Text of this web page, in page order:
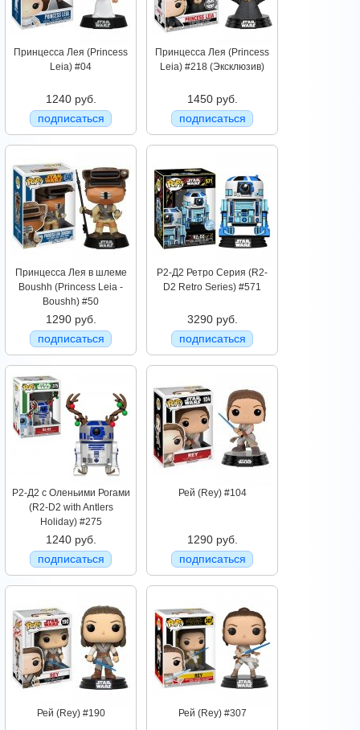
Принцесса Лея (Princess
Leia) #04
1240 руб.
подписаться
Принцесса Лея (Princess
Leia) #218 (Эксклюзив)
1450 руб.
подписаться
Принцесса Лея в шлеме
Boushh (Princess Leia -
Boushh) #50
1290 руб.
подписаться
Р2-Д2 Ретро Серия (R2-
D2 Retro Series) #571
3290 руб.
подписаться
Р2-Д2 с Оленьими Рогами
(R2-D2 with Antlers
Holiday) #275
1240 руб.
подписаться
Рей (Rey) #104
1290 руб.
подписаться
Рей (Rey) #190 Рей (Rey) #307